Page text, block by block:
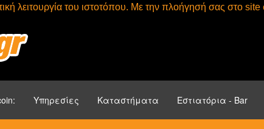
λειτουργία του ιστοτόπου. Με την πλοήγησή σας στο
Υπηρεσίες Καταστήματα Εστιατόρια - Bar